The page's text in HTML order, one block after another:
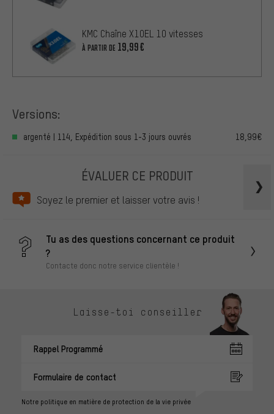
KMC Chaîne X10EL 10 vitesses
À PARTIR DE 19,99€
Versions:
argenté | 114, Expédition sous 1-3 jours ouvrés 18,99€
ÉVALUER CE PRODUIT
Soyez le premier et laisser votre avis !
Tu as des questions concernant ce produit
?
Contacte donc notre service clientèle !
Laisse-toi conseiller
Rappel Programmé
Formulaire de contact
Notre politique en matière de protection de la vie privée